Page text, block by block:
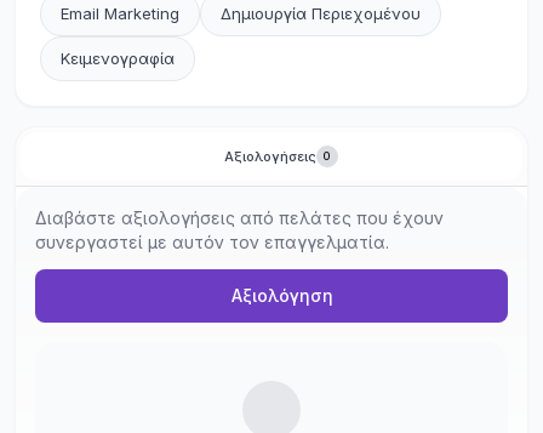
Email Marketing Δημιουργία Περιεχομένου
Κειμενογραφία
Αξιολογήσεις 0
Διαβάστε αξιολογήσεις από πελάτες που έχουν
συνεργαστεί με αυτόν τον επαγγελματία.
Αξιολόγηση